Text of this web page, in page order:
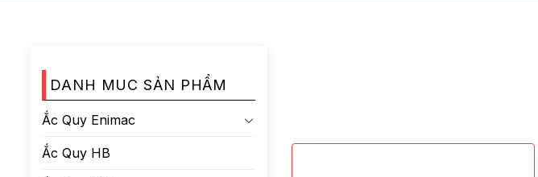
DANH MUC SẢN PHẨM
Ắc Quy Enimac
Ắc Quy HB